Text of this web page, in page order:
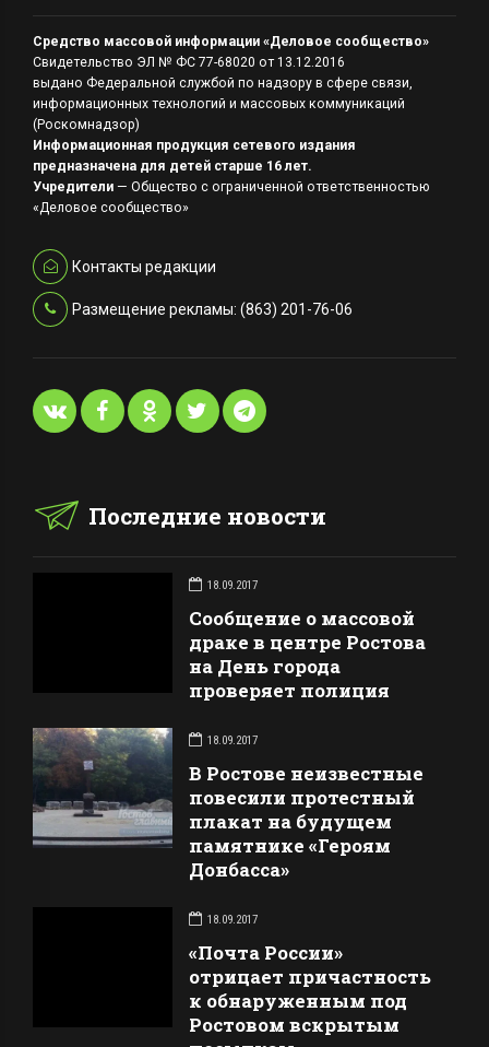
Средство массовой информации «Деловое сообщество»
Свидетельство ЭЛ № ФС 77-68020 от 13.12.2016
выдано Федеральной службой по надзору в сфере связи,
информационных технологий и массовых коммуникаций
(Роскомнадзор)
Информационная продукция сетевого издания
предназначена для детей старше 16 лет.
Учредители — Общество с ограниченной ответственностью
«Деловое сообщество»
Контакты редакции
Размещение рекламы: (863) 201-76-06
Последние новости
18.09.2017
Сообщение о массовой
драке в центре Ростова
на День города
проверяет полиция
18.09.2017
В Ростове неизвестные
повесили протестный
плакат на будущем
памятнике «Героям
Донбасса»
18.09.2017
«Почта России»
отрицает причастность
к обнаруженным под
Ростовом вскрытым